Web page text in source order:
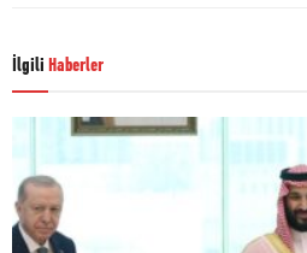
İlgili Haberler